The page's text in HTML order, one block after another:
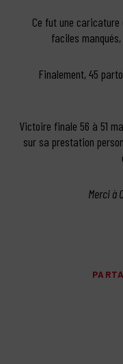
Ce fut une caricature
faciles
Finalement, 45
Victoire finale 56 à 51
sur sa prestation
Merci à